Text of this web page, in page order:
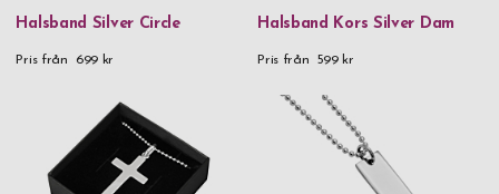
Halsband Silver Circle
Pris från 699 kr
Halsband Kors Silver Dam
Pris från 599 kr